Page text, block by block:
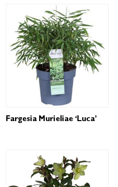
Fargesia Murieliae ‘Luca’